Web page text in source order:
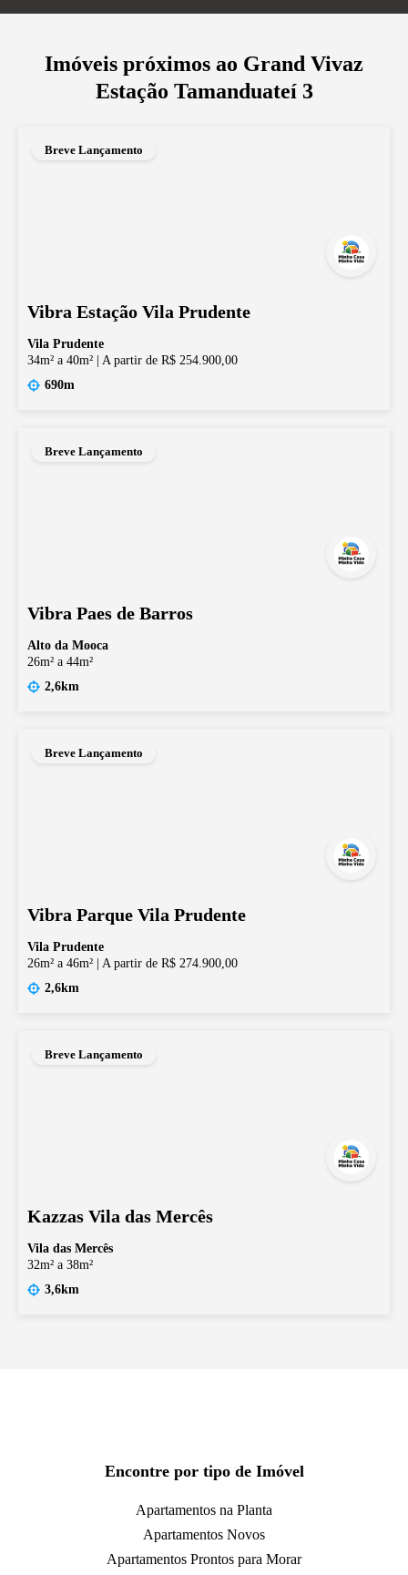
Imóveis próximos ao Grand Vivaz
Estação Tamanduateí 3
Breve Lançamento
Vibra Estação Vila Prudente
Vila Prudente
34m² a 40m²
A partir de R$ 254.900,00
690m
Breve Lançamento
Vibra Paes de Barros
Alto da Mooca
26m² a 44m²
2,6km
Breve Lançamento
Vibra Parque Vila Prudente
Vila Prudente
26m² a 46m²
A partir de R$ 274.900,00
2,6km
Breve Lançamento
Kazzas Vila das Mercês
Vila das Mercês
32m² a 38m²
3,6km
Encontre por tipo de Imóvel
Apartamentos na Planta
Apartamentos Novos
Apartamentos Prontos para Morar